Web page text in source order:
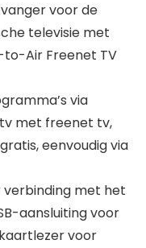
voor de
televisie met
to-Air Freenet TV
via
met freenet tv,
eenvoudig via
verbinding met het
aansluiting voor
voor